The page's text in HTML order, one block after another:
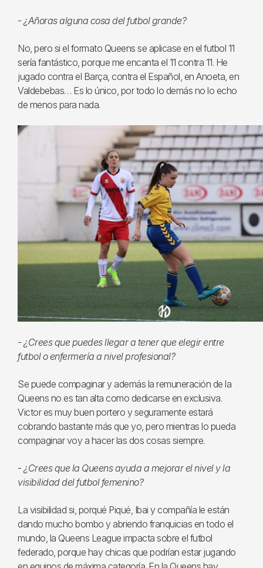
- ¿Añoras alguna cosa del futbol grande?
No, pero si el formato Queens se aplicase en el futbol 11
sería fantástico, porque me encanta el 11 contra 11. He
jugado contra el Barça, contra el Español, en Anoeta, en
Valdebebas… Es lo único, por todo lo demás no lo echo
de menos para nada.
- ¿Crees que puedes llegar a tener que elegir entre
futbol o enfermería a nivel profesional?
Se puede compaginar y además la remuneración de la
Queens no es tan alta como dedicarse en exclusiva.
Victor es muy buen portero y seguramente estará
cobrando bastante más que yo, pero mientras lo pueda
compaginar voy a hacer las dos cosas siempre.
- ¿Crees que la Queens ayuda a mejorar el nivel y la
visibilidad del futbol femenino?
La visibilidad si, porqué Piqué, Ibai y compañía le están
dando mucho bombo y abriendo franquicias en todo el
mundo, la Queens League impacta sobre el futbol
federado, porque hay chicas que podrían estar jugando